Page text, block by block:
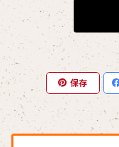
BLONDnewHALF
Blondy
BOAR HUNTER
bud&harbor
保存